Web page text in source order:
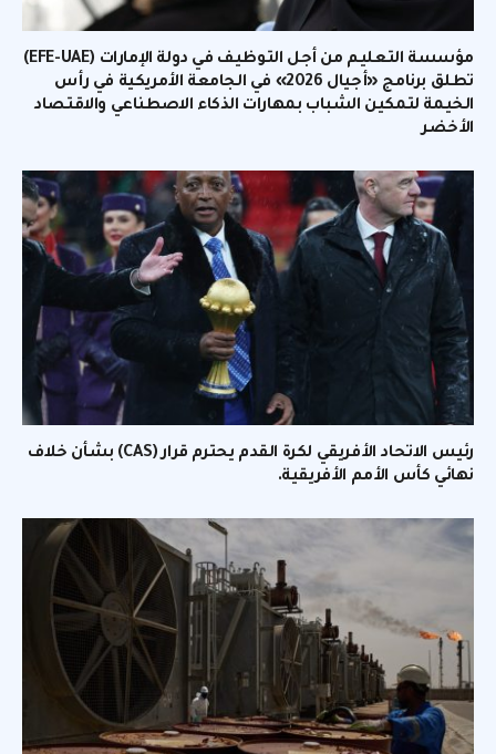
مؤسسة التعليم من أجل التوظيف في دولة الإمارات (EFE-UAE)
تطلق برنامج «أجيال 2026» في الجامعة الأمريكية في رأس
الخيمة لتمكين الشباب بمهارات الذكاء الاصطناعي والاقتصاد
الأخضر
رئيس الاتحاد الأفريقي لكرة القدم يحترم قرار (CAS) بشأن خلاف
نهائي كأس الأمم الأفريقية.